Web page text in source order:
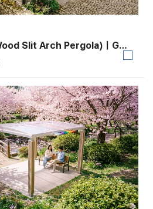
우드슬릿 아치 퍼걸러(Wood Slit Arch Pergola)｜GC-P-113A